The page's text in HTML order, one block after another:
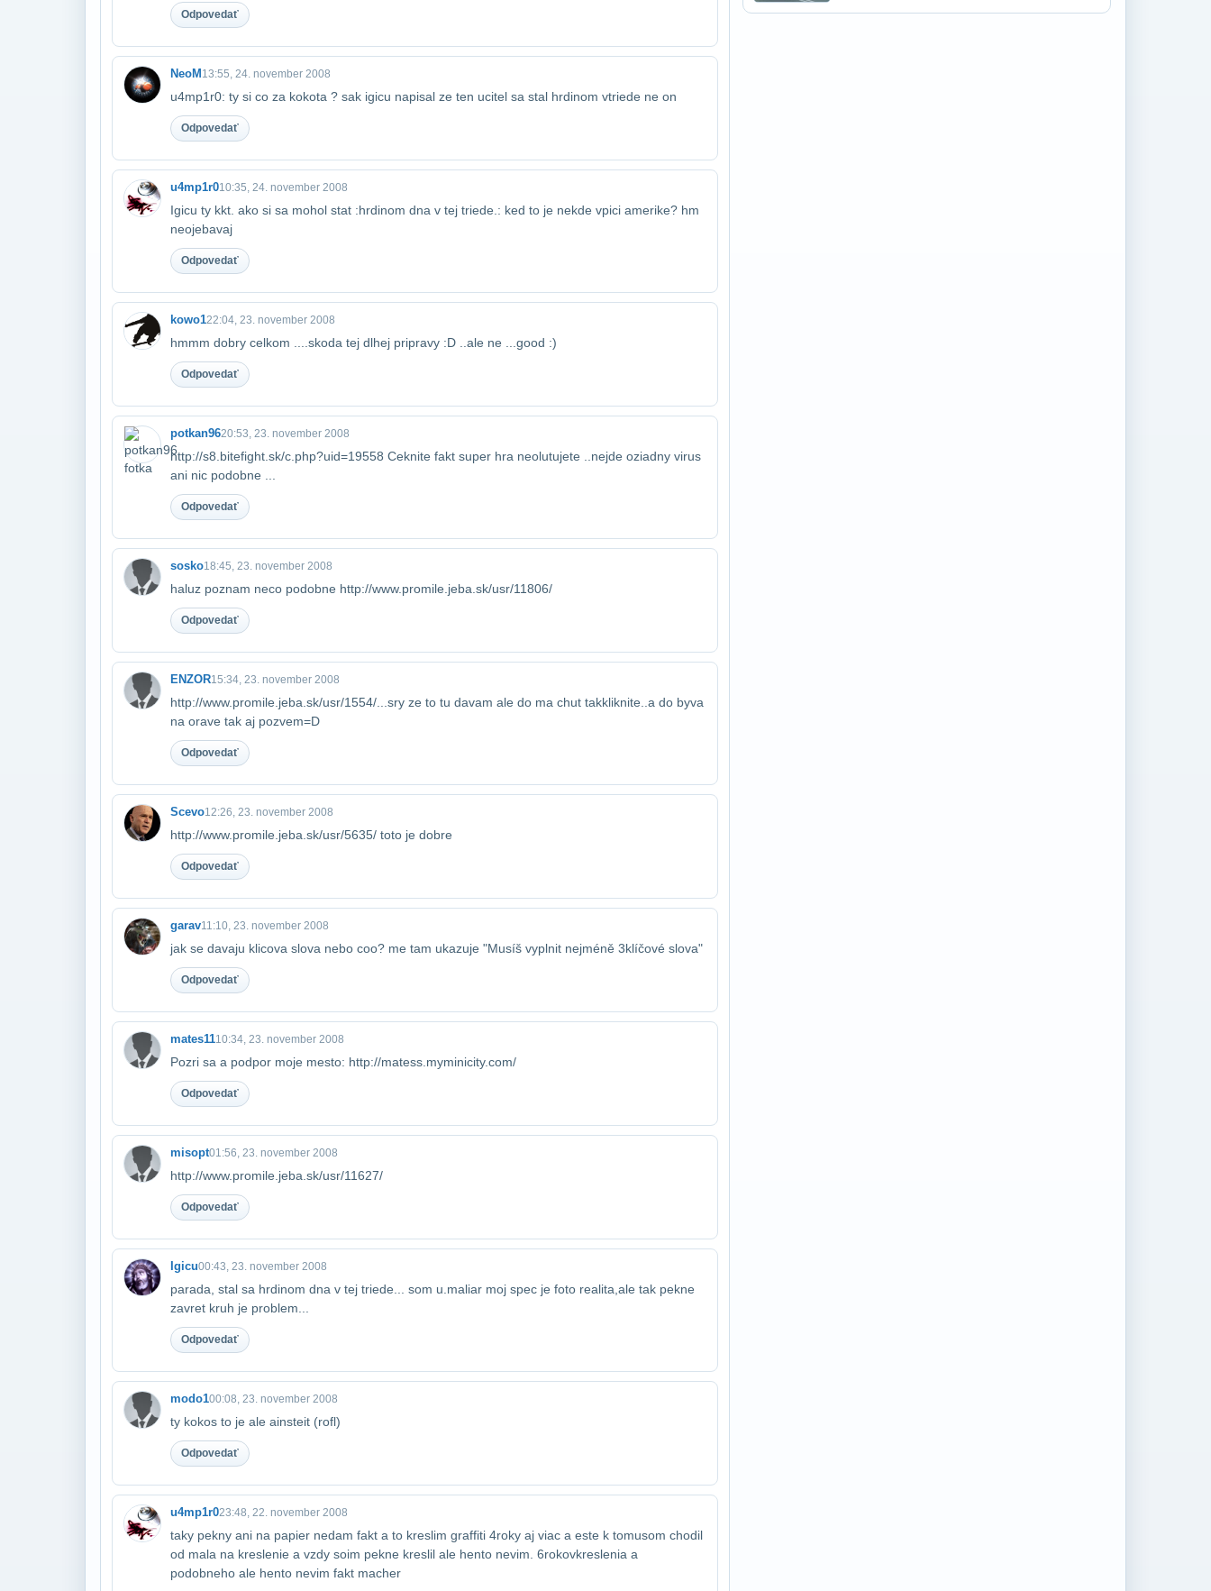
Odpovedať
NeoM 13:55, 24. november 2008
u4mp1r0: ty si co za kokota ? sak igicu napisal ze ten ucitel sa stal hrdinom v​triede ne on
Odpovedať
u4mp1r010:35, 24. november 2008
Igicu ty kkt. ako si sa mohol stat :hrdinom dna v tej triede.: ked to je nekde v​pici amerike? hm
neojebavaj
Odpovedať
kowo122:04, 23. november 2008
hmmm dobry celkom ....skoda tej dlhej pripravy :D ..ale ne ...good :)
Odpovedať
potkan9620:53, 23. november 2008
http://s8.bitefight.sk/c.php?uid=19558 Ceknite fakt super hra neolutujete ..nejde o​ziadny virus
ani nic podobne ...
Odpovedať
sosko18:45, 23. november 2008
haluz poznam neco podobne http://www.promile.jeba.sk/usr/11806/
Odpovedať
ENZOR15:34, 23. november 2008
http://www.promile.jeba.sk/usr/1554/...sry ze to tu davam ale do ma chut tak​kliknite..a do byva
na orave tak aj pozvem=D
Odpovedať
Scevo12:26, 23. november 2008
http://www.promile.jeba.sk/usr/5635/ toto je dobre
Odpovedať
garav11:10, 23. november 2008
jak se davaju klicova slova nebo coo? me tam ukazuje "Musíš vyplnit nejméně 3​klíčové slova"
Odpovedať
mates1110:34, 23. november 2008
Pozri sa a podpor moje mesto: http://matess.myminicity.com/
Odpovedať
misopt01:56, 23. november 2008
http://www.promile.jeba.sk/usr/11627/
Odpovedať
Igicu00:43, 23. november 2008
parada, stal sa hrdinom dna v tej triede... som u.maliar moj spec je foto realita,​ale tak pekne
zavret kruh je problem...
Odpovedať
modo100:08, 23. november 2008
ty kokos to je ale ainsteit (rofl)
Odpovedať
u4mp1r023:48, 22. november 2008
taky pekny ani na papier nedam fakt a to kreslim graffiti 4roky aj viac a este k tomu​som chodil
od mala na kreslenie a vzdy soim pekne kreslil ale hento nevim. 6rokov​kreslenia a
podobneho ale hento nevim fakt macher